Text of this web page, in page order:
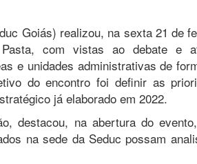
Goiás) realizou, na sexta 21 de
com vistas ao debate e
e unidades administrativas de
do encontro foi definir as
já elaborado em 2022.
destacou, na abertura do
na sede da Seduc possam